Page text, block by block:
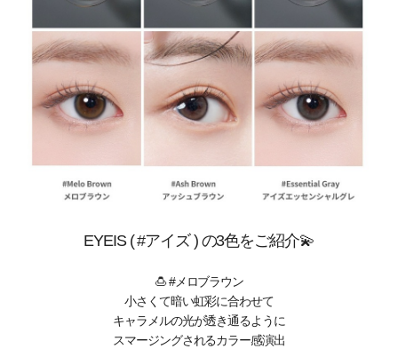
EYEIS ( #アイズ ) の3色をご紹介💫️
🍮 #メロブラウン
小さくて暗い虹彩に合わせて
キャラメルの光が透き通るように
スマージングされるカラー感演出